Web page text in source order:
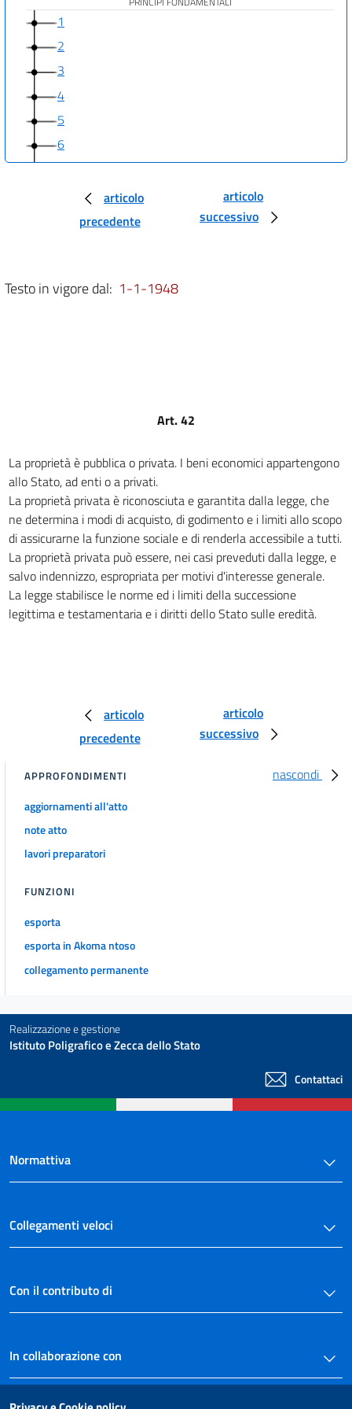
1
2
3
4
5
6
7
12
17
18
19
20
21
22
23
29
30
31
34
RAPPORTI ECONOMICI
36
37
40
42
43
45
47
49
50
articolo
precedente
articolo
successivo
Testo in vigore dal: 1-1-1948
Art. 42
La proprietà è pubblica o privata. I beni economici appartengono
allo Stato, ad enti o a privati.
La proprietà privata è riconosciuta e garantita dalla legge, che
ne determina i modi di acquisto, di godimento e i limiti allo scopo
di assicurarne la funzione sociale e di renderla accessibile a tutti.
La proprietà privata può essere, nei casi preveduti dalla legge, e
salvo indennizzo, espropriata per motivi d'interesse generale.
La legge stabilisce le norme ed i limiti della successione
legittima e testamentaria e i diritti dello Stato sulle eredità.
articolo
precedente
articolo
successivo
nascondi
APPROFONDIMENTI
aggiornamenti all'atto
note atto
lavori preparatori
FUNZIONI
esporta
esporta in Akoma ntoso
collegamento permanente
Realizzazione e gestione
Istituto Poligrafico e Zecca dello Stato
Contattaci
Normattiva
Collegamenti veloci
Con il contributo di
In collaborazione con